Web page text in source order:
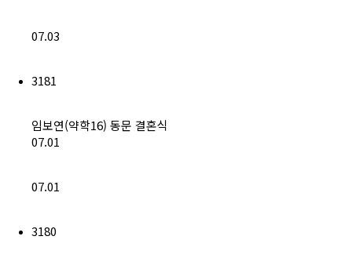
동문우대업체
07.03
3181
임보연(약학16) 동문 결혼식
07.01
07.01
3180